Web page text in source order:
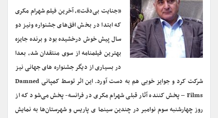
«جنایت بی‌دقت»، آخرین فیلم شهرام مکری
که ابتدا در بخش افق‌های جشنواره ونیز دو
سال پیش خوش درخشیده بود ‌و برنده جایزه
بهترین فیلمنامه از سوی منتقدان شد، بعدا
در بسیاری از دیگر جشنواره های جهانی نیز
شرکت کرد و جوایز خوبی هم به دست آورد. این اثر توسط کمپانی Damned
Films – پخش کننده آثار قبلی شهرام مکری در فرانسه- پخش می‌شود که از
روز چهارشنبه سوم نوامبر در چندین سینما ی‌ پاریس و شهرستان‌ها به نمایش